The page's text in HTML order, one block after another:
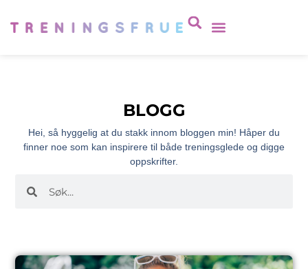
BLOGG
Hei, så hyggelig at du stakk innom bloggen min! Håper du
finner noe som kan inspirere til både treningsglede og digge
oppskrifter.